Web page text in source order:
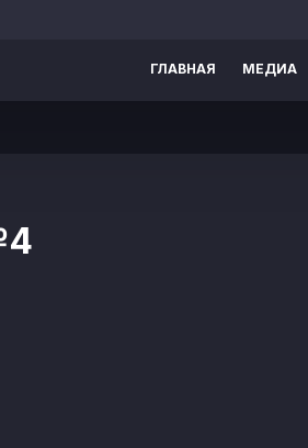
ГЛАВНАЯ МЕДИА